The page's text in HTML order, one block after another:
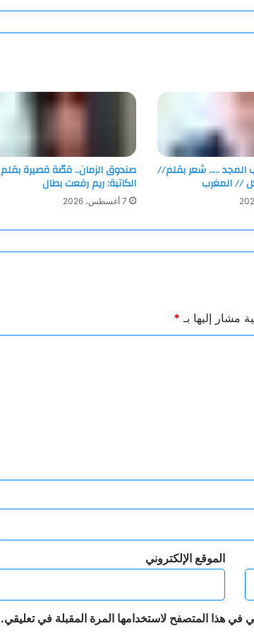
المجد ….. شعر بقلم//
// المغرب
صندوق الزمان.. قصّة قصيرة بقلم
الكاتبة: ريم رفعت بطال
7 أغسطس، 2026
مشار إليها بـ *
الموقع الإلكتروني
في هذا المتصفح لاستخدامها المرة المقبلة في تعليقي.